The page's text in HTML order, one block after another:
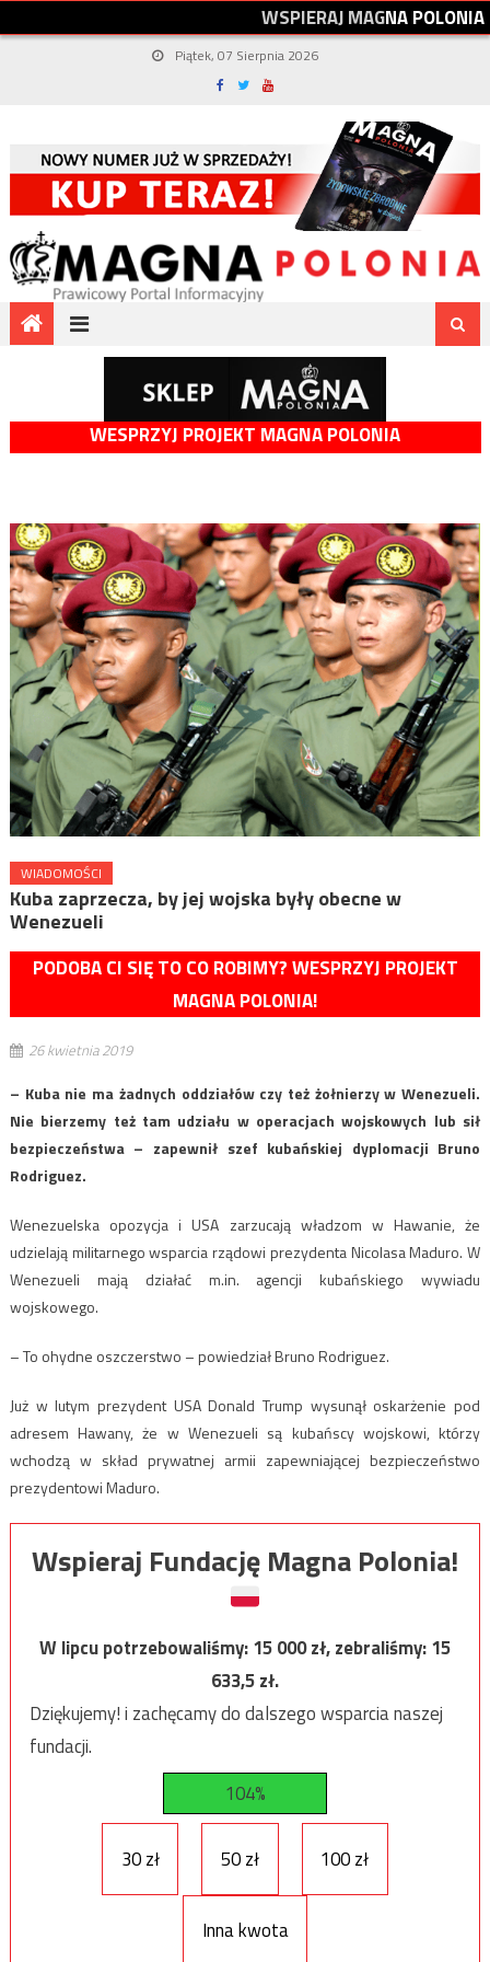
WSPIERAJMAGNAPOLONIA
Piątek, 07 Sierpnia 2026
WESPRZYJ PROJEKT MAGNA POLONIA
WIADOMOŚCI
Kuba zaprzecza, by jej wojska były obecne w
Wenezueli
PODOBA CI SIĘ TO CO ROBIMY? WESPRZYJ PROJEKT
MAGNA POLONIA!
26 kwietnia 2019
– Kuba nie ma żadnych oddziałów czy też żołnierzy w Wenezueli.
Nie bierzemy też tam udziału w operacjach wojskowych lub sił
bezpieczeństwa – zapewnił szef kubańskiej dyplomacji Bruno
Rodriguez.
Wenezuelska opozycja i USA zarzucają władzom w Hawanie, że
udzielają militarnego wsparcia rządowi prezydenta Nicolasa Maduro. W
Wenezueli mają działać m.in. agencji kubańskiego wywiadu
wojskowego.
– To ohydne oszczerstwo – powiedział Bruno Rodriguez.
Już w lutym prezydent USA Donald Trump wysunął oskarżenie pod
adresem Hawany, że w Wenezueli są kubańscy wojskowi, którzy
wchodzą w skład prywatnej armii zapewniającej bezpieczeństwo
prezydentowi Maduro.
Wspieraj Fundację Magna Polonia!
W lipcu potrzebowaliśmy:15 000zł, zebraliśmy:15
633,5zł.
Dziękujemy! i zachęcamy do dalszego wsparcia naszej
fundacji.
104%
30 zł 50 zł 100 zł
Inna kwota